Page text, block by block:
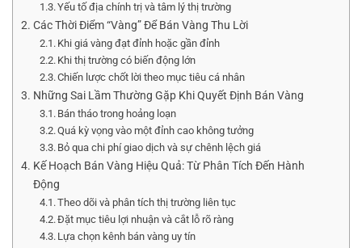
Yếu tố địa chính trị và tâm lý thị trường
Các Thời Điểm “Vàng” Để Bán Vàng Thu Lời
Khi giá vàng đạt đỉnh hoặc gần đỉnh
Khi thị trường có biến động lớn
Chiến lược chốt lời theo mục tiêu cá nhân
Những Sai Lầm Thường Gặp Khi Quyết Định Bán Vàng
Bán tháo trong hoảng loạn
Quá kỳ vọng vào một đỉnh cao không tưởng
Bỏ qua chi phí giao dịch và sự chênh lệch giá
Kế Hoạch Bán Vàng Hiệu Quả: Từ Phân Tích Đến Hành
Động
Theo dõi và phân tích thị trường liên tục
Đặt mục tiêu lợi nhuận và cắt lỗ rõ ràng
Lựa chọn kênh bán vàng uy tín